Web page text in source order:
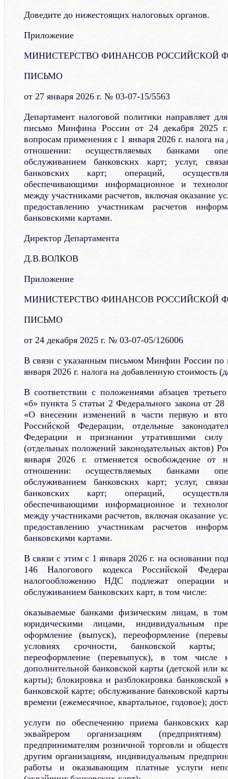
Доведите до нижестоящих налоговых органов.
Приложение
МИНИСТЕРСТВО ФИНАНСОВ РОССИЙСКОЙ
ПИСЬМО
от 27 января 2026 г. № 03-07-15/5563
Департамент налоговой политики направляет
письмо Минфина России от 24 декабря 2025
вопросам применения с 1 января 2026 г. налога
отношении: осуществляемых банками
обслуживанием банковских карт; услуг,
банковских карт; операций,
обеспечивающими информационное и
между участниками расчетов, включая оказание
предоставлению участникам расчетов
банковскими картами.
Директор Департамента
Д.В.ВОЛКОВ
Приложение
МИНИСТЕРСТВО ФИНАНСОВ РОССИЙСКОЙ
ПИСЬМО
от 24 декабря 2025 г. № 03-07-05/126006
В связи с указанным письмом Минфин России по
января 2026 г. налога на добавленную стоимость
В соответствии с положениями абзацев
«б» пункта 5 статьи 2 Федерального закона от
«О внесении изменений в части первую и
Российской Федерации, отдельные
Федерации и признании утратившими силу
(отдельных положений законодательных актов)
января 2026 г. отменяется освобождение от
отношении: осуществляемых банками
обслуживанием банковских карт; услуг,
банковских карт; операций,
обеспечивающими информационное и
между участниками расчетов, включая оказание
предоставлению участникам расчетов
банковскими картами.
В связи с этим с 1 января 2026 г. на основании
146 Налогового кодекса Российской
налогообложению НДС подлежат операции
обслуживанием банковских карт, в том числе:
оказываемые банками физическим лицам, в
юридическими лицами, индивидуальным
оформление (выпуск), переоформление
условиях срочности, банковской карты;
переоформление (перевыпуск), в том числе
дополнительной банковской карты (детской или
карты); блокировка и разблокировка
банковской карте; обслуживание банковской
времени (ежемесячное, квартальное, годовое);
услуги по обеспечению приема банковских
эквайрером организациям
предпринимателям розничной торговли и
другим организациям, индивидуальным
работы и оказывающим платные услуги